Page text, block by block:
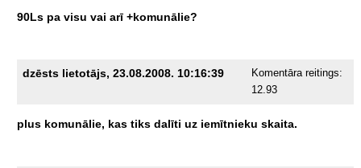
90Ls pa visu vai arī +komunālie?
dzēsts lietotājs, 23.08.2008. 10:16:39
Komentāra reitings:
12.93
plus komunālie, kas tiks dalīti uz iemītnieku skaita.